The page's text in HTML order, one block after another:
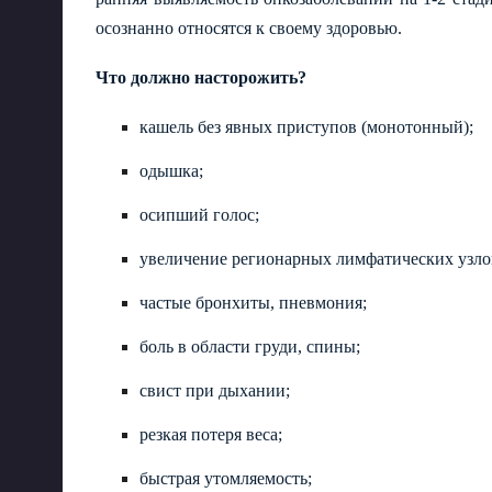
осознанно относятся к своему здоровью.
Что должно насторожить?
кашель без явных приступов (монотонный);
одышка;
осипший голос;
увеличение регионарных лимфатических
частые бронхиты, пневмония;
боль в области груди, спины;
свист при дыхании;
резкая потеря веса;
быстрая утомляемость;